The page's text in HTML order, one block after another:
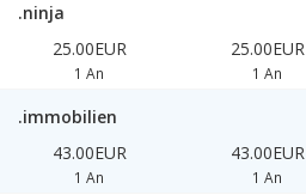
.ninja
25.00EUR
1 An
25.00EUR
1 An
.immobilien
43.00EUR
1 An
43.00EUR
1 An